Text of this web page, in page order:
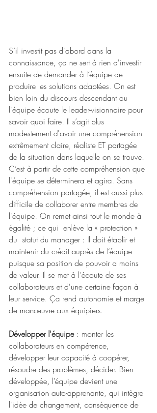
S’il investit pas d'abord dans la
connaissance, ça ne sert à rien d'investir
ensuite de demander à l’équipe de
produire les solutions adaptées. On est
bien loin du discours descendant ou
l'équipe écoute le leader-visionnaire pour
savoir quoi faire. Il s’agit plus
modestement d'avoir une compréhension
extrêmement claire, réaliste ET partagée
de la situation dans laquelle on se trouve.
C’est à partir de cette compréhension que
l'équipe se déterminera et agira. Sans
compréhension partagée, il est aussi plus
difficile de collaborer entre membres de
l'équipe. On remet ainsi tout le monde à
égalité ; ce qui  enlève la « protection »
du  statut du manager : Il doit établir et
maintenir du crédit auprès de l’équipe
puisque sa position de pouvoir a moins
de valeur. Il se met à l'écoute de ses
collaborateurs et d'une certaine façon à
leur service. Ça rend autonomie et marge
de manœuvre aux équipiers.
Développer l'équipe : monter les
collaborateurs en compétence,
développer leur capacité à coopérer,
résoudre des problèmes, décider. Bien
développée, l’équipe devient une
organisation auto-apprenante, qui intègre
l'idée de changement, conséquence de